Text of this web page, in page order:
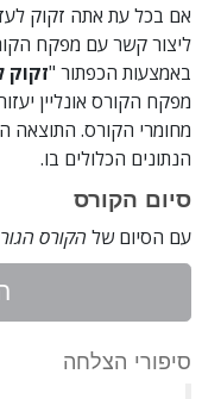
אם בכל עת אתה זקוק
ליצור קשר עם מפקח
באמצעות הכפתור "זקוק
מפקח הקורס אונליין
מחומרי הקורס. התוצאה
הנתונים הכלולים בו.
סיום הקורס
עם הסיום שלהקורס
סיפורי הצלחה